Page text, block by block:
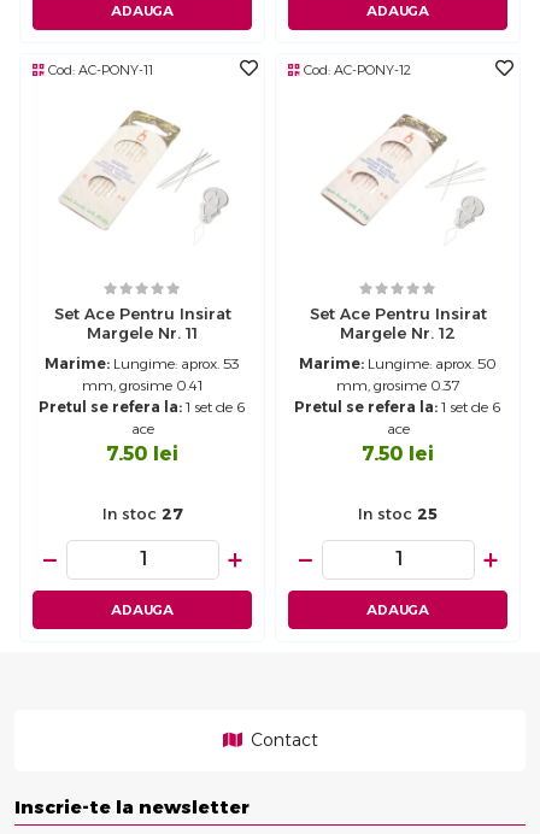
ADAUGA ADAUGA
Cod: AC-PONY-11
Set Ace Pentru Insirat
Margele Nr. 11
Marime: Lungime: aprox. 53
mm, grosime 0.41
Pretul se refera la: 1 set de 6
ace
7.50 lei
In stoc 27
− +
ADAUGA
Cod: AC-PONY-12
Set Ace Pentru Insirat
Margele Nr. 12
Marime: Lungime: aprox. 50
mm, grosime 0.37
Pretul se refera la: 1 set de 6
ace
7.50 lei
In stoc 25
− +
ADAUGA
Contact
Inscrie-te la newsletter